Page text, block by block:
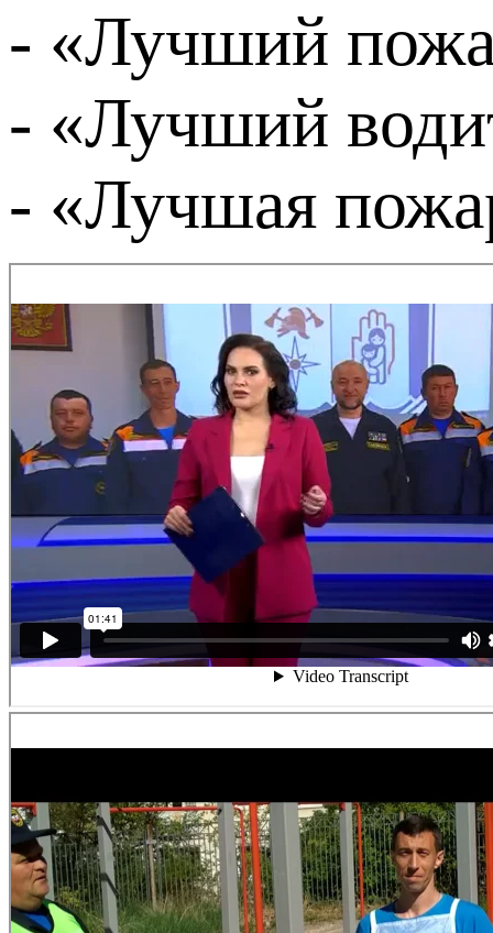
- «Лучший
- «Лучший
- «Лучшая